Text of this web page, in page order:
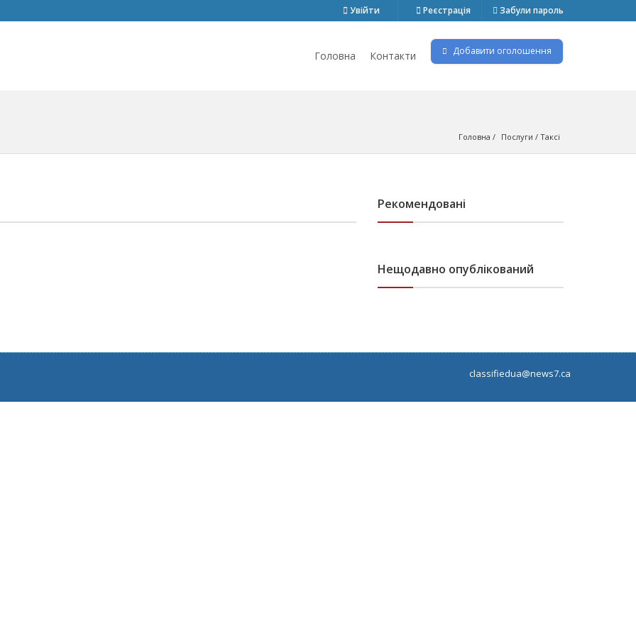
Увійти Реєстрація Забули пароль
Головна Контакти Добавити оголошення
Головна Послуги / Таксі
Рекомендовані
Нещодавно опублікований
classifiedua@news7.ca